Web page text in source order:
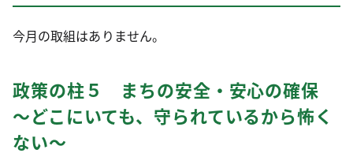
今月の取組はありません。
政策の柱５ まちの安全・安心の確保
～どこにいても、守られているから怖く
ない～